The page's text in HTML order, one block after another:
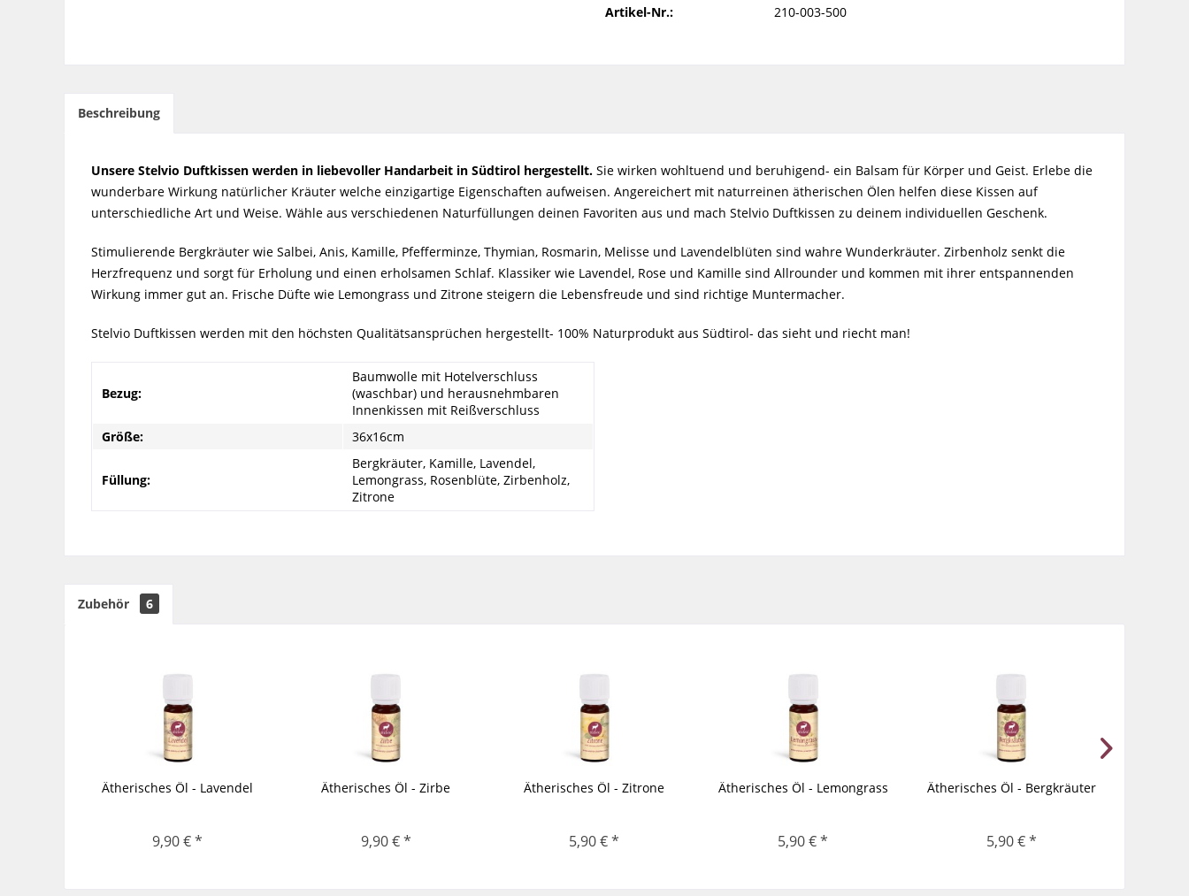
Artikel-Nr.: 210-003-500
Beschreibung
Unsere Stelvio Duftkissen werden in liebevoller Handarbeit in Südtirol hergestellt. Sie wirken wohltuend und beruhigend- ein Balsam für Körper und Geist. Erlebe die
wunderbare Wirkung natürlicher Kräuter welche einzigartige Eigenschaften aufweisen. Angereichert mit naturreinen ätherischen Ölen helfen diese Kissen auf
unterschiedliche Art und Weise. Wähle aus verschiedenen Naturfüllungen deinen Favoriten aus und mach Stelvio Duftkissen zu deinem individuellen Geschenk.
Stimulierende Bergkräuter wie Salbei, Anis, Kamille, Pfefferminze, Thymian, Rosmarin, Melisse und Lavendelblüten sind wahre Wunderkräuter. Zirbenholz senkt die
Herzfrequenz und sorgt für Erholung und einen erholsamen Schlaf. Klassiker wie Lavendel, Rose und Kamille sind Allrounder und kommen mit ihrer entspannenden
Wirkung immer gut an. Frische Düfte wie Lemongrass und Zitrone steigern die Lebensfreude und sind richtige Muntermacher.
Stelvio Duftkissen werden mit den höchsten Qualitätsansprüchen hergestellt- 100% Naturprodukt aus Südtirol- das sieht und riecht man!
Bezug:
Baumwolle mit Hotelverschluss
(waschbar) und herausnehmbaren
Innenkissen mit Reißverschluss
Größe:
36x16cm
Füllung:
Bergkräuter, Kamille, Lavendel,
Lemongrass, Rosenblüte, Zirbenholz,
Zitrone
Zubehör 6
Ätherisches Öl - Lavendel
9,90 € *
Ätherisches Öl - Zirbe
9,90 € *
Ätherisches Öl - Zitrone
5,90 € *
Ätherisches Öl - Lemongrass
5,90 € *
Ätherisches Öl - Bergkräuter
5,90 € *